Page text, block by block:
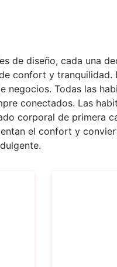
de diseño, cada una
confort y tranquilidad.
negocios. Todas las
conectados. Las
corporal de primera
el confort y